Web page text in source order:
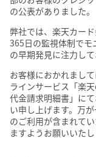
の公表がありました。
弊社では、楽天カー
365日の監視体制でモ
の早期発見に注力して
お客様におかれまし
ラインサービス「楽
代金請求明細書」に
い申し上げます。万
のご利用が含まれて
ますようお願いいたし